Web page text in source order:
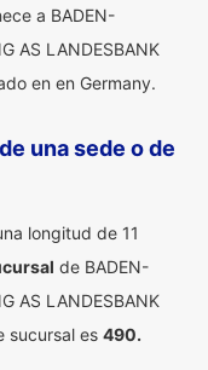
a BADEN-
AS LANDESBANK
en en Germany.
una sede o de
longitud de 11
de BADEN-
AS LANDESBANK
sucursal es 490.